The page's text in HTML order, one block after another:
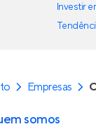
Investir
Empresas
somos